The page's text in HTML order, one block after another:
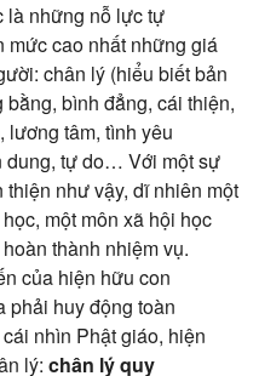
là những nỗ lựctự
mức cao nhất những giá
: chân lý (hiểu biếtbản
bằng, bình đẳng, cái thiện,
, lương tâm, tình yêu
dung, tự do… Với một sự
thiện như vậy, dĩ nhiên một
học, một môn xã hội học
hoàn thành nhiệm vụ.
của hiện hữu con
phải huy động toàn
nhìn Phật giáo, hiện
lý: chân lýquy